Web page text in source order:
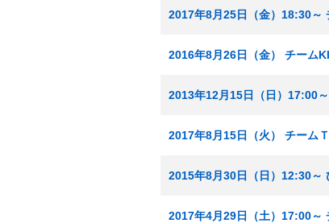
2017年8月25日（金）18:30～
2016年8月26日（金） チーム
2013年12月15日（日）17:00
2017年8月15日（火） チーム
2015年8月30日（日）12:30～
2017年4月29日（土）17:00～